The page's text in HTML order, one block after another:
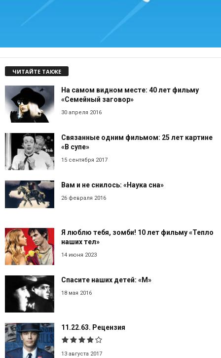
ЧИТАЙТЕ ТАКЖЕ
На самом видном месте: 40 лет фильму
«Семейный заговор»
30 апреля 2016
Связанные одним фильмом: 25 лет картине
«В супе»
15 сентября 2017
Вам и не снилось: «Наука сна»
26 февраля 2016
Я люблю тебя, зомби! 10 лет фильму «Тепло
наших тел»
14 июня 2023
Спасите наших детей: «М»
18 мая 2016
11.22.63. Рецензия
13 августа 2017